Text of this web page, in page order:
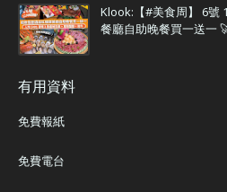
Klook:【#美食周】 6號
餐廳自助晚餐買一送一
有用資料
免費報紙
免費電台